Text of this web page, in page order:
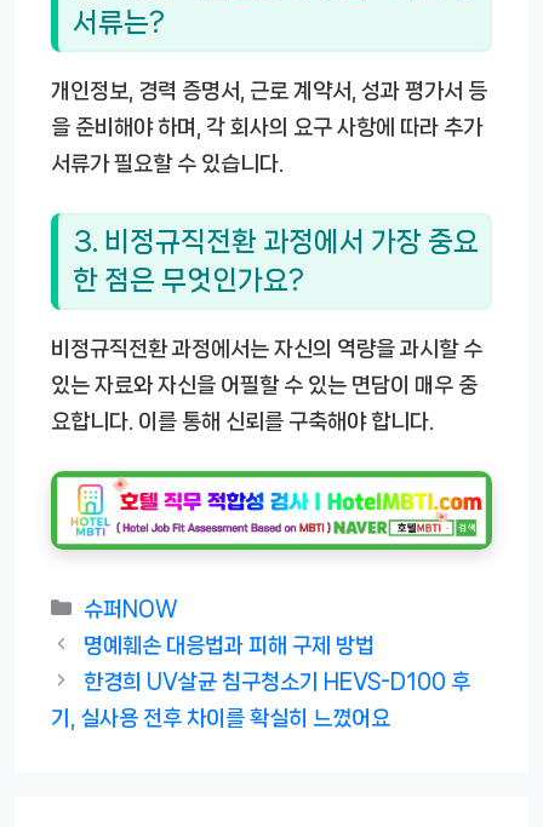
서류는?
개인정보, 경력 증명서, 근로 계약서, 성과 평가서 등
을 준비해야 하며, 각 회사의 요구 사항에 따라 추가
서류가 필요할 수 있습니다.
3. 비정규직전환 과정에서 가장 중요
한 점은 무엇인가요?
비정규직전환 과정에서는 자신의 역량을 과시할 수
있는 자료와 자신을 어필할 수 있는 면담이 매우 중
요합니다. 이를 통해 신뢰를 구축해야 합니다.
카
테
리
슈퍼NOW
명예훼손 대응법과 피해 구제 방법
한경희 UV살균 침구청소기 HEVS-D100 후
기, 실사용 전후 차이를 확실히 느꼈어요